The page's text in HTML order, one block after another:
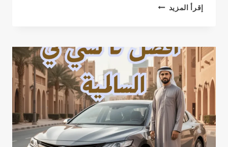
إقرأ المزيد تاكسي
تاكسي
أجرة
موثوقة
وسريعة
في
محافظة
الفروانية